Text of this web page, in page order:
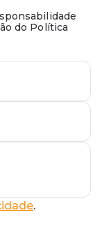
do Política
.